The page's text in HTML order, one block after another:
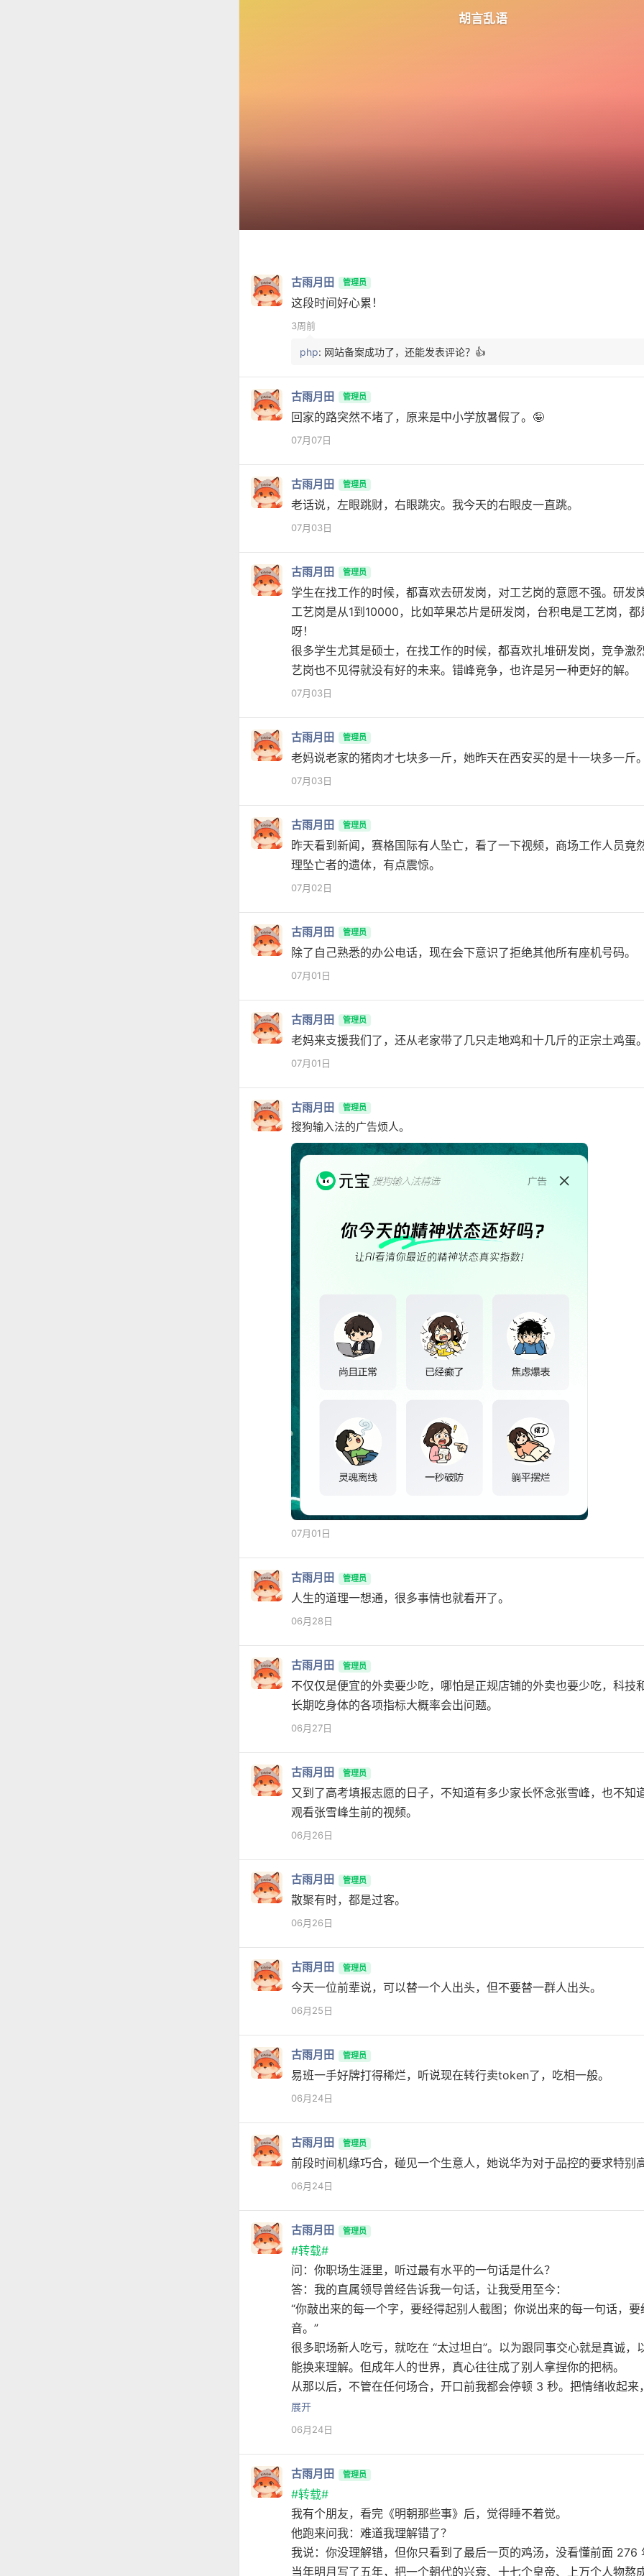
胡言乱语
古雨月田 管理员
这段时间好心累！
3周前
php: 网站备案成功了，还能发表评论？👍
古雨月田 管理员
回家的路突然不堵了，原来是中小学放暑假了。🤪
07月07日
古雨月田 管理员
老话说，左眼跳财，右眼跳灾。我今天的右眼皮一直跳。
07月03日
古雨月田 管理员
学生在找工作的时候，都喜欢去研发岗，对工艺岗的意愿不强。研发
工艺岗是从1到10000，比如苹果芯片是研发岗，台积电是工艺岗，都
呀！
很多学生尤其是硕士，在找工作的时候，都喜欢扎堆研发岗，竞争激
艺岗也不见得就没有好的未来。错峰竞争，也许是另一种更好的解。
07月03日
古雨月田 管理员
老妈说老家的猪肉才七块多一斤，她昨天在西安买的是十一块多一斤
07月03日
古雨月田 管理员
昨天看到新闻，赛格国际有人坠亡，看了一下视频，商场工作人员竟
理坠亡者的遗体，有点震惊。
07月02日
古雨月田 管理员
除了自己熟悉的办公电话，现在会下意识了拒绝其他所有座机号码。
07月01日
古雨月田 管理员
老妈来支援我们了，还从老家带了几只走地鸡和十几斤的正宗土鸡蛋
07月01日
古雨月田 管理员
搜狗输入法的广告烦人。
07月01日
古雨月田 管理员
人生的道理一想通，很多事情也就看开了。
06月28日
古雨月田 管理员
不仅仅是便宜的外卖要少吃，哪怕是正规店铺的外卖也要少吃，科技
长期吃身体的各项指标大概率会出问题。
06月27日
古雨月田 管理员
又到了高考填报志愿的日子，不知道有多少家长怀念张雪峰，也不知
观看张雪峰生前的视频。
06月26日
古雨月田 管理员
散聚有时，都是过客。
06月26日
古雨月田 管理员
今天一位前辈说，可以替一个人出头，但不要替一群人出头。
06月25日
古雨月田 管理员
易班一手好牌打得稀烂，听说现在转行卖token了，吃相一般。
06月24日
古雨月田 管理员
前段时间机缘巧合，碰见一个生意人，她说华为对于品控的要求特别
06月24日
古雨月田 管理员
#转载#
问：你职场生涯里，听过最有水平的一句话是什么？
答：我的直属领导曾经告诉我一句话，让我受用至今：
“你敲出来的每一个字，要经得起别人截图；你说出来的每一句话，
音。”
很多职场新人吃亏，就吃在 “太过坦白”。以为跟同事交心就是真诚，
能换来理解。但成年人的世界，真心往往成了别人拿捏你的把柄。
从那以后，不管在任何场合，开口前我都会停顿 3 秒。把情绪收起来
展开
06月24日
古雨月田 管理员
#转载#
我有个朋友，看完《明朝那些事》后，觉得睡不着觉。
他跑来问我：难道我理解错了？
我说：你没理解错，但你只看到了最后一页的鸡汤，没看懂前面 276
当年明月写了五年，把一个朝代的兴衰、十七个皇帝、上万个人物熬